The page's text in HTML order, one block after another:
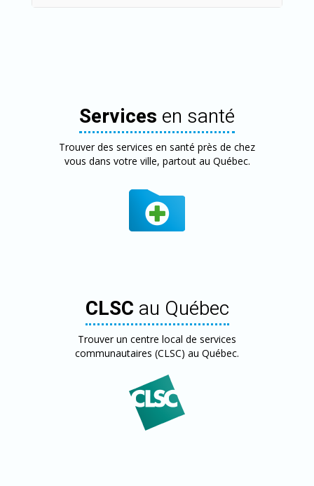
Services en santé
Trouver des services en santé près de chez
vous dans votre ville, partout au Québec.
CLSC au Québec
Trouver un centre local de services
communautaires (CLSC) au Québec.